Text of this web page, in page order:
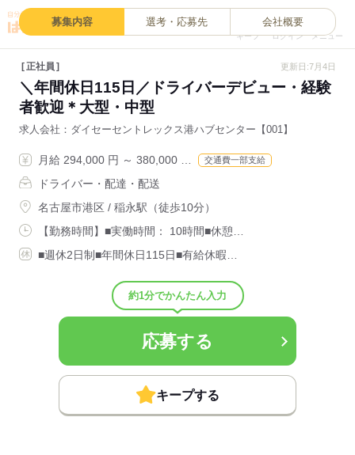
キープ ログイン メニュー
募集内容 選考・応募先 会社概要
正社員 更新日:7月4日
＼年間休日115日／ドライバーデビュー・経験
者歓迎＊大型・中型
求人会社 ダイセーセントレックス港ハブセンター【001】
月給 294,000 円 ～ 380,000 … 交通費一部支給
ドライバー・配達・配送
名古屋市港区 / 稲永駅（徒歩10分）
【勤務時間】■実働時間： 10時間■休憩…
■週休2日制■年間休日115日■有給休暇…
約1分でかんたん入力
応募する
キープする